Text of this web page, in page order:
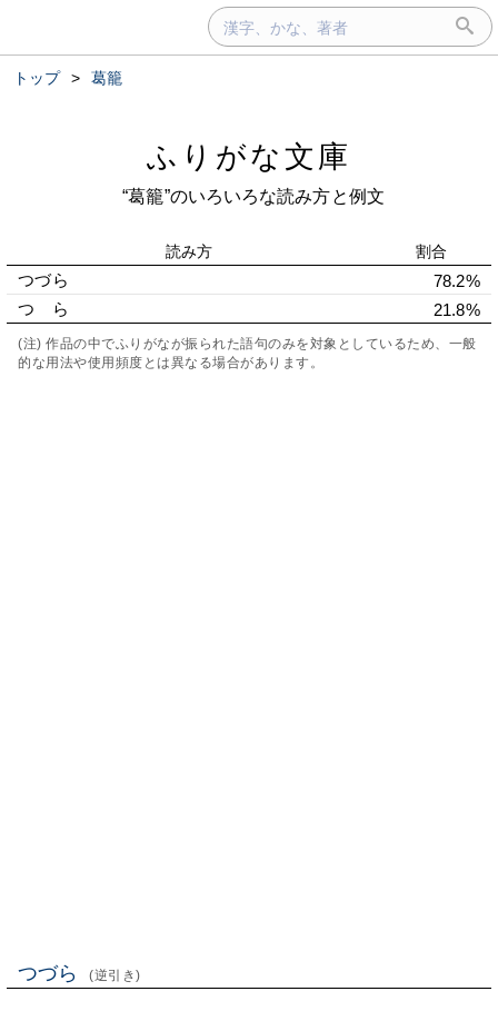
トップ > 葛籠
ふりがな文庫
“葛籠”のいろいろな読み方と例文
読み方 割合
つづら
78.2%
つゞら
21.8%
(注) 作品の中でふりがなが振られた語句のみを対象としているため、一般
的な用法や使用頻度とは異なる場合があります。
つづら (逆引き)